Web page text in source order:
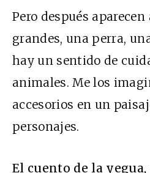
Pero después
grandes, una perra,
hay un sentido de
animales. Me los
accesorios en un
personajes.
El cuento de la